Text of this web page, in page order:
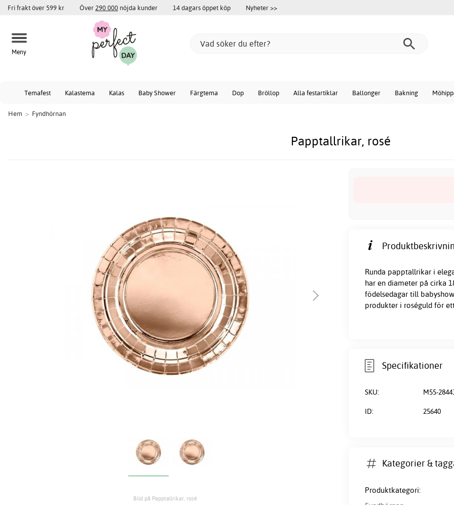
Fri frakt över 599 kr Över 290 000 nöjda kunder 14 dagars öppet köp Nyheter >>
Meny
Temafest Kalastema Kalas Baby Shower Färgtema Dop Bröllop Alla festartiklar Ballonger Bakning
Hem > Fyndhörnan
Papptallrikar, rosé
Bild på Papptallrikar, rosé
Runda papptallrikar i
har en diameter på cirka
födelsedagar till
produkter i roséguld för
Specifikationer
SKU: M55-
ID: 25640
Kategorier &
Produktkategori: